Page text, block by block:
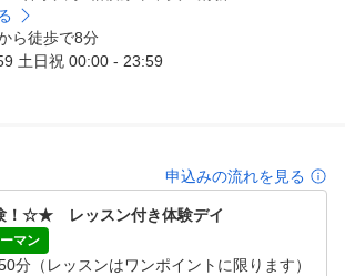
ーによるマンツーマンレッスン
ッスンではなく、 個室でマンツーマ
ティ対策・入口、廊下、全個室内に防
け体制・完全予約の会員制。予約した会
ら徒歩で8分
土日祝 00:00 - 23:59
申込みの流れを見る
☆★　レッスン付き体験デイ
マン
分（レッスンはワンポイントに限ります）